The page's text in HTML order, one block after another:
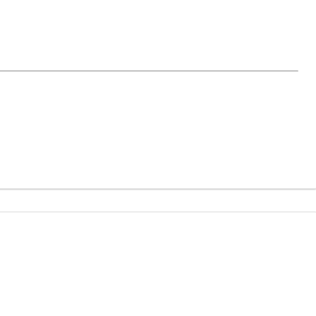
elle vous permettra de lier une vie de famille et votre
et des sanitaires, et à l'étage 3 très belles chambres
l'arrosage du jardin